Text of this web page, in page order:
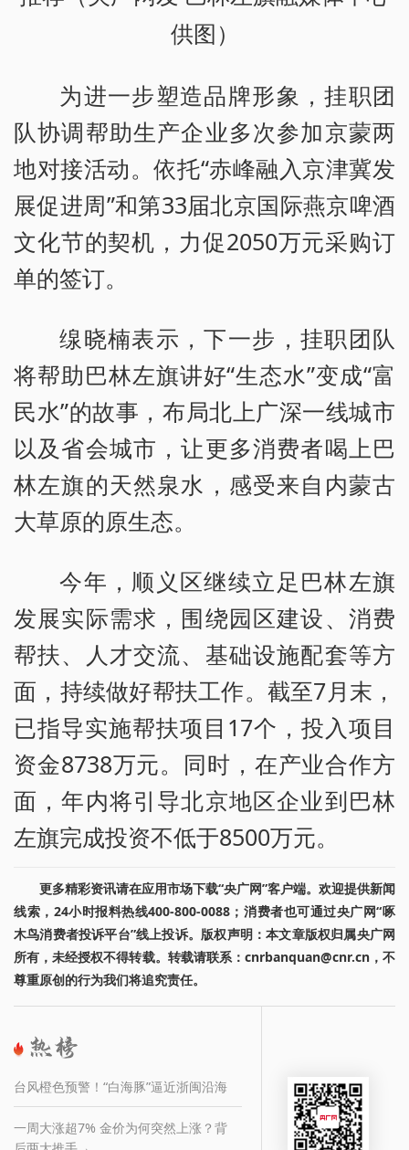
供图）
为进一步塑造品牌形象，挂职团
队协调帮助生产企业多次参加京蒙两
地对接活动。依托“赤峰融入京津冀发
展促进周”和第33届北京国际燕京啤酒
文化节的契机，力促2050万元采购订
单的签订。
缐晓楠表示，下一步，挂职团队
将帮助巴林左旗讲好“生态水”变成“富
民水”的故事，布局北上广深一线城市
以及省会城市，让更多消费者喝上巴
林左旗的天然泉水，感受来自内蒙古
大草原的原生态。
今年，顺义区继续立足巴林左旗
发展实际需求，围绕园区建设、消费
帮扶、人才交流、基础设施配套等方
面，持续做好帮扶工作。截至7月末，
已指导实施帮扶项目17个，投入项目
资金8738万元。同时，在产业合作方
面，年内将引导北京地区企业到巴林
左旗完成投资不低于8500万元。
更多精彩资讯请在应用市场下载“央广网”客户端。欢迎提供新闻
线索，24小时报料热线400-800-0088；消费者也可通过央广网“啄
木鸟消费者投诉平台”线上投诉。版权声明：本文章版权归属央广网
所有，未经授权不得转载。转载请联系：cnrbanquan@cnr.cn，不
尊重原创的行为我们将追究责任。
台风橙色预警！“白海豚”逼近浙闽沿海
一周大涨超7% 金价为何突然上涨？背